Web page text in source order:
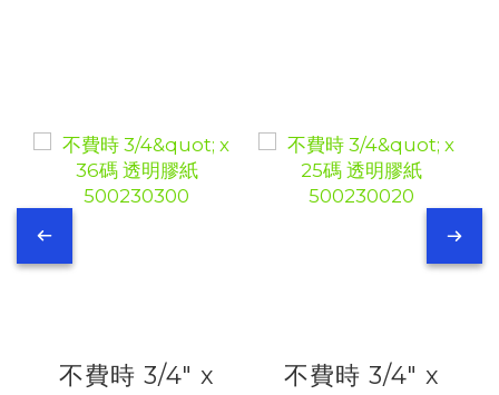
1000MB/s
write)
不費時 3/4" x
不費時 3/4" x